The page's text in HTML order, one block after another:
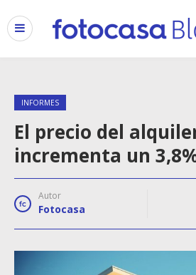
INFORMES
El precio del
incrementa un
Autor
Fotocasa